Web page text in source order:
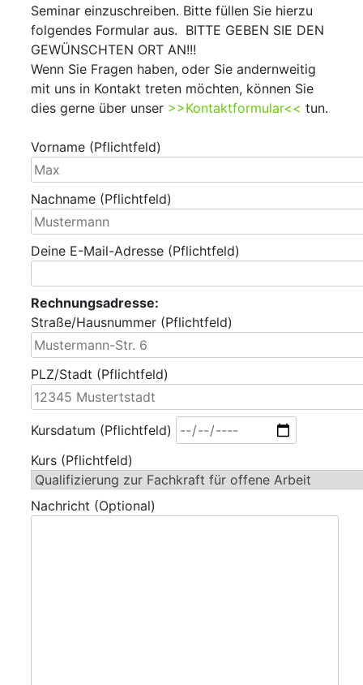
Seminar einzuschreiben. Bitte füllen Sie hierzu
folgendes Formular aus. BITTE GEBEN SIE DEN
GEWÜNSCHTEN ORT AN!!!
Wenn Sie Fragen haben, oder Sie andernweitig
mit uns in Kontakt treten möchten, können Sie
dies gerne über unser >>Kontaktformular<< tun.
Vorname (Pflichtfeld)
Nachname (Pflichtfeld)
Deine E-Mail-Adresse (Pflichtfeld)
Rechnungsadresse:
Straße/Hausnummer (Pflichtfeld)
PLZ/Stadt (Pflichtfeld)
Kursdatum (Pflichtfeld)
Kurs (Pflichtfeld)
Nachricht (Optional)